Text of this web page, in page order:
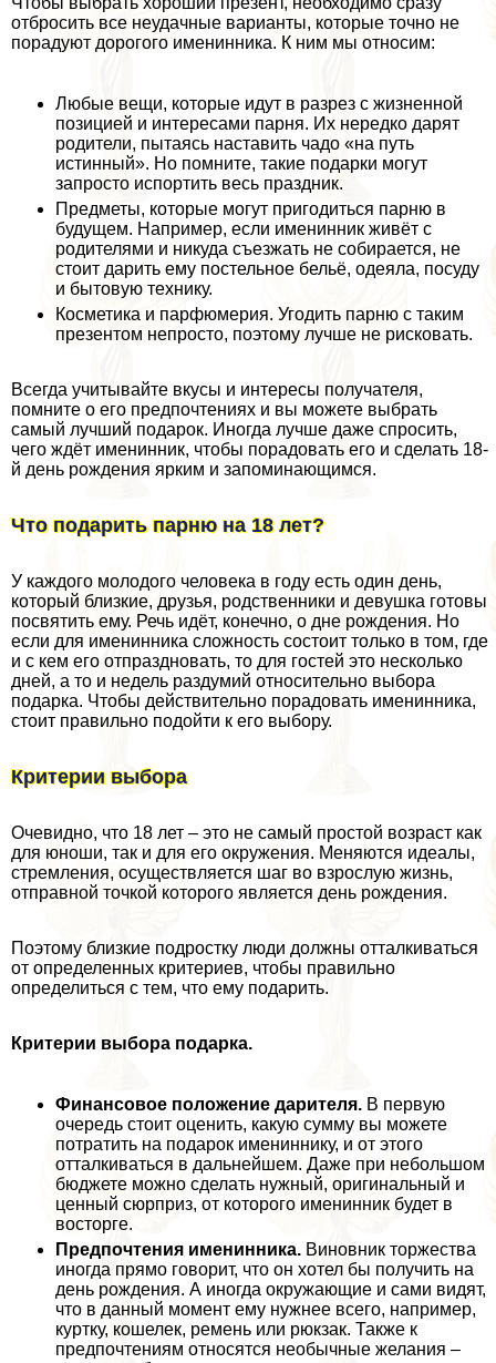
отбросить все неудачные варианты, которые точно не
порадуют дорогого именинника. К ним мы относим:
Любые вещи, которые идут в разрез с жизненной
позицией и интересами парня. Их нередко дарят
родители, пытаясь наставить чадо «на путь
истинный». Но помните, такие подарки могут
запросто испортить весь праздник.
Предметы, которые могут пригодиться парню в
будущем. Например, если именинник живёт с
родителями и никуда съезжать не собирается, не
стоит дарить ему постельное бельё, одеяла, посуду
и бытовую технику.
Косметика и парфюмерия. Угодить парню с таким
презентом непросто, поэтому лучше не рисковать.
Всегда учитывайте вкусы и интересы получателя,
помните о его предпочтениях и вы можете выбрать
самый лучший подарок. Иногда лучше даже спросить,
чего ждёт именинник, чтобы порадовать его и сделать 18-
й день рождения ярким и запоминающимся.
Что подарить парню на 18 лет?
У каждого молодого человека в году есть один день,
который близкие, друзья, родственники и дeвyшка готовы
посвятить ему. Речь идёт, конечно, о дне рождения. Но
если для именинника сложность состоит только в том, где
и с кем его отпраздновать, то для гостей это несколько
дней, а то и недель раздумий относительно выбора
подарка. Чтобы действительно порадовать именинника,
стоит правильно подойти к его выбору.
Критерии выбора
Очевидно, что 18 лет – это не самый простой возраст как
для юноши, так и для его окружения. Меняются идеалы,
стремления, осуществляется шаг во взрослую жизнь,
отправной точкой которого является день рождения.
Поэтому близкие подростку люди должны отталкиваться
от определенных критериев, чтобы правильно
определиться с тем, что ему подарить.
Критерии выбора подарка.
Финансовое положение дарителя. В первую
очередь стоит оценить, какую сумму вы можете
потратить на подарок имениннику, и от этого
отталкиваться в дальнейшем. Даже при небольшом
бюджете можно сделать нужный, оригинальный и
ценный сюрприз, от которого именинник будет в
восторге.
Предпочтения именинника. Виновник торжества
иногда прямо говорит, что он хотел бы получить на
день рождения. А иногда окружающие и сами видят,
что в данный момент ему нужнее всего, например,
куртку, кошелек, ремень или рюкзак. Также к
предпочтениям относятся необычные желания –